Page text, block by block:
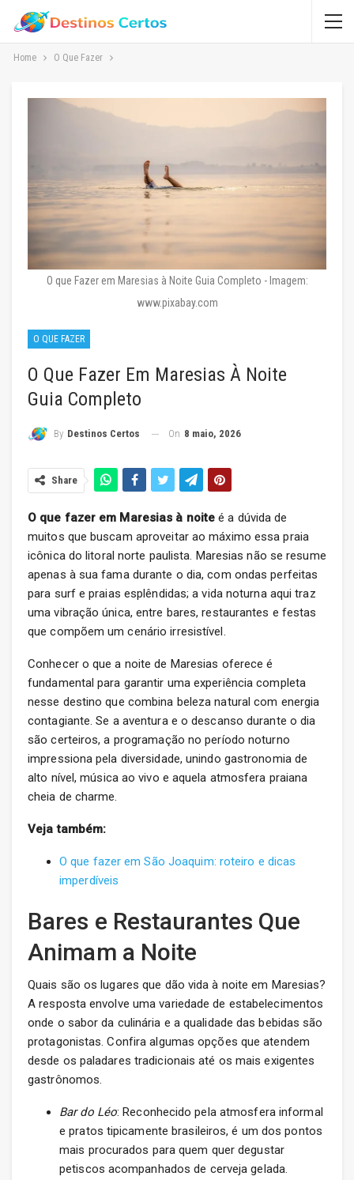
Home O Que Fazer
O que Fazer em Maresias à Noite Guia Completo - Imagem:
www.pixabay.com
O QUE FAZER
O Que Fazer Em Maresias À Noite
Guia Completo
By Destinos Certos On 8 maio, 2026
Share
O que fazer em Maresias à noite é a dúvida de
muitos que buscam aproveitar ao máximo essa praia
icônica do litoral norte paulista. Maresias não se resume
apenas à sua fama durante o dia, com ondas perfeitas
para surf e praias esplêndidas; a vida noturna aqui traz
uma vibração única, entre bares, restaurantes e festas
que compõem um cenário irresistível.
Conhecer o que a noite de Maresias oferece é
fundamental para garantir uma experiência completa
nesse destino que combina beleza natural com energia
contagiante. Se a aventura e o descanso durante o dia
são certeiros, a programação no período noturno
impressiona pela diversidade, unindo gastronomia de
alto nível, música ao vivo e aquela atmosfera praiana
cheia de charme.
Veja também:
O que fazer em São Joaquim: roteiro e dicas
imperdíveis
Bares e Restaurantes Que
Animam a Noite
Quais são os lugares que dão vida à noite em Maresias?
A resposta envolve uma variedade de estabelecimentos
onde o sabor da culinária e a qualidade das bebidas são
protagonistas. Confira algumas opções que atendem
desde os paladares tradicionais até os mais exigentes
gastrônomos.
Bar do Léo: Reconhecido pela atmosfera informal
e pratos tipicamente brasileiros, é um dos pontos
mais procurados para quem quer degustar
petiscos acompanhados de cerveja gelada.